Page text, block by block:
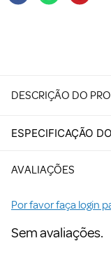
DESCRIÇÃO DO
ESPECIFICAÇÃO
AVALIAÇÕES
Por favor faça login
Sem avaliações.